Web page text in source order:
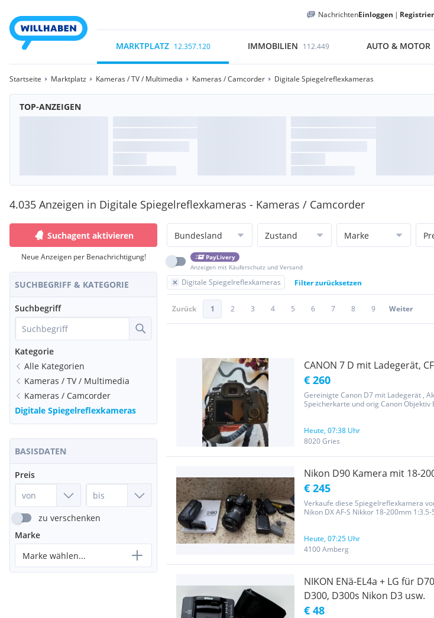
NachrichtenEinloggen |
MARKTPLATZ 12.357.120 IMMOBILIEN 112.449 AUTO & MOTOR
Startseite Marktplatz Kameras / TV / Multimedia Kameras / Camcorder Digitale Spiegelreflexkameras
TOP-ANZEIGEN
4.035 Anzeigen in Digitale Spiegelreflexkameras - Kameras / Camcorder
Suchagent aktivieren
Neue Anzeigen per Benachrichtigung!
SUCHBEGRIFF & KATEGORIE
Suchbegriff
Kategorie
Alle Kategorien
Kameras / TV / Multimedia
Kameras / Camcorder
Digitale Spiegelreflexkameras
BASISDATEN
Preis
zu verschenken
Marke
Marke wählen...
Bundesland Zustand Marke
PayLivery
Anzeigen mit Käuferschutz und Versand
Digitale Spiegelreflexkameras Filter zurücksetzen
Zurück 1 2 3 4 5 6 7 8 9 Weiter
CANON 7 D mit Ladegerät,
€ 260
Gereinigte Canon D7 mit Ladegerät ,
Speicherkarte und orig Canon Objektiv
Heute, 07:38 Uhr
8020 Gries
Nikon D90 Kamera mit 18-
€ 245
Verkaufe diese Spiegelreflexkamera
Nikon DX AF-S Nikkor 18-200mm
Heute, 07:25 Uhr
4100 Amberg
NIKON ENä-EL4a + LG für
D300, D300s Nikon D3 usw.
€ 48